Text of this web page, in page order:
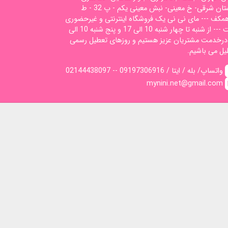
گلستان شرقی- خ معینی- نبش معینی یکم - پ 32 - ط
--- مای نی نی یک فروشگاه اینترنتی و غیرحضوری
است --- از شنبه تا چهار شنبه 10 الی 17 و پنج شنبه 10 الی
13 درخدمت مشتریان عزیز هستیم و روزهای تعطیل رسمی
می باشیم.
02144438097 -- واتساپ/ بله / ایتا / 09197306916